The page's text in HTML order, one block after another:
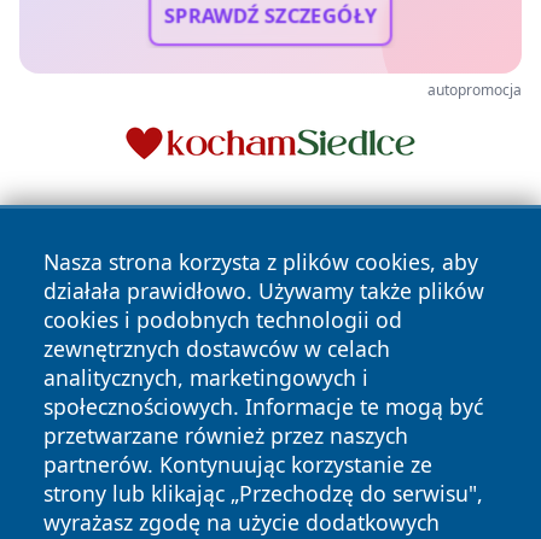
SPRAWDŹ SZCZEGÓŁY
autopromocja
Nasza strona korzysta z plików cookies, aby
działała prawidłowo. Używamy także plików
cookies i podobnych technologii od
zewnętrznych dostawców w celach
analitycznych, marketingowych i
społecznościowych. Informacje te mogą być
przetwarzane również przez naszych
partnerów. Kontynuując korzystanie ze
strony lub klikając „Przechodzę do serwisu",
wyrażasz zgodę na użycie dodatkowych
Copyright © 2026 nowosadecki24.pl Wszystkie prawa
zastrzeżone.
News Autorzy
Polityka
Prywatności
Polityka
Cookies